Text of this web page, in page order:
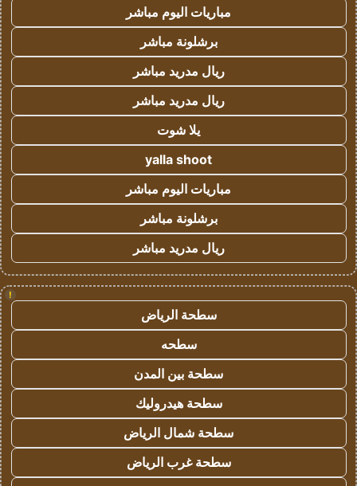
مباريات اليوم مباشر
برشلونة مباشر
ريال مدريد مباشر
ريال مدريد مباشر
يلا شوت
yalla shoot
مباريات اليوم مباشر
برشلونة مباشر
ريال مدريد مباشر
!
سطحة الرياض
سطحه
سطحة بين المدن
سطحة هيدروليك
سطحة شمال الرياض
سطحة غرب الرياض